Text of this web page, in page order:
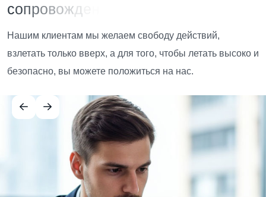
сопровожд
Нашим клиентам мы желаем свободу действий,
взлетать только вверх, а для того, чтобы летать высоко и
безопасно, вы можете положиться на нас.